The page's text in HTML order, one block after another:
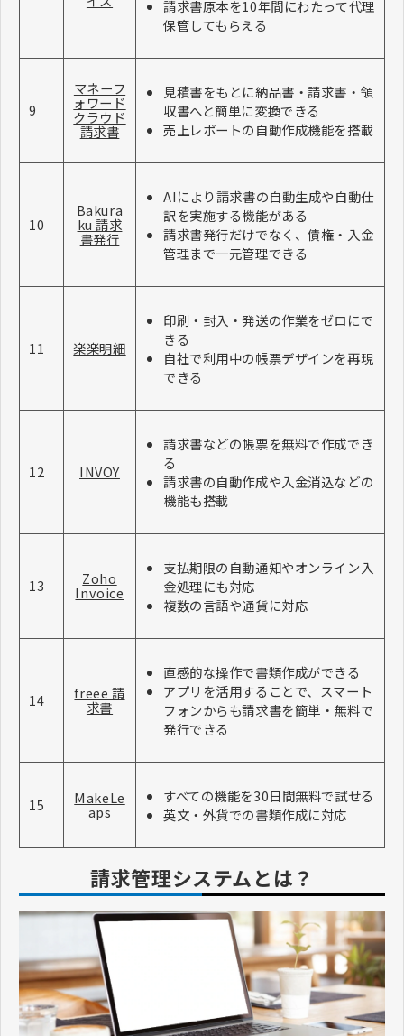
請求書原本を10年間にわたって代理
保管してもらえる
9
マネーフ
ォワード
クラウド
請求書
見積書をもとに納品書・請求書・領
収書へと簡単に変換できる
売上レポートの自動作成機能を搭載
10
Bakura
ku 請求
書発行
AIにより請求書の自動生成や自動仕
訳を実施する機能がある
請求書発行だけでなく、債権・入金
管理まで一元管理できる
11 楽楽明細
印刷・封入・発送の作業をゼロにで
きる
自社で利用中の帳票デザインを再現
できる
12 INVOY
請求書などの帳票を無料で作成でき
る
請求書の自動作成や入金消込などの
機能も搭載
13 Zoho
Invoice
支払期限の自動通知やオンライン入
金処理にも対応
複数の言語や通貨に対応
14 freee 請
求書
直感的な操作で書類作成ができる
アプリを活用することで、スマート
フォンからも請求書を簡単・無料で
発行できる
15 MakeLe
aps
すべての機能を30日間無料で試せる
英文・外貨での書類作成に対応
請求管理システムとは？